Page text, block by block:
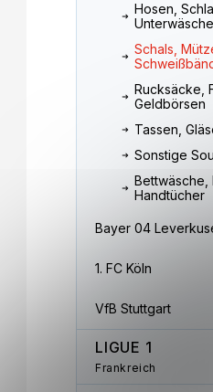
Hosen,
Unterwäsche
Schals,
Rucksäcke,
Geldbörsen
Tassen,
Sonstige
Bettwäsche,
Handtücher
Bayer 04
1. FC Köln
VfB Stuttgart
LIGUE 1
Frankreich